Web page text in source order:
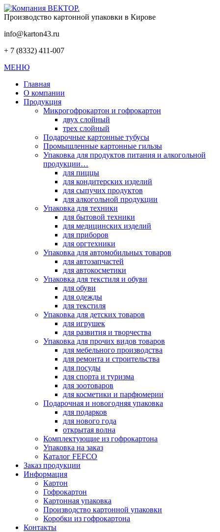
Производство картонной упаковки в Кирове
info@karton43.ru
+ 7 (8332) 411-007
МЕНЮ
Главная
О компании
Продукция
Микрогофрокартон и гофрокартон
двух слойный
трех слойный
Подарочные картонные тубусы
Промышленные картонные гильзы
Упаковка для продуктов питания и алкогольной
продукции…
для пиццы
для кондитерских изделий
для сыпучих продуктов
для алкогольной продукции
Упаковка для техники
для бытовой техники
для медицинских изделий
для приборов
для оргтехники
Упаковка для автомобильных товаров
для автозапчастей
для автокосметики
Упаковка для текстиля и обуви
для обуви
для одежды
для текстиля
Упаковка для детских товаров
для игрушек
для развития и творчества
Упаковка для прочих видов товаров
для мебельного производства
для ремонта и строительства
для посуды
для спорта и туризма
для зоотоваров
для косметики и парфюмерии
Подарочная и новогодняя упаковка
для подарков
для нового года
открытая волна
Комплектующие из гофрокартона
Упаковка на заказ
Каталог FEFCO
Заказ продукции
Информация
Картон
Гофрокартон
Картонная упаковка
Производство картонной упаковки
Коробки из гофрокартона
Контакты